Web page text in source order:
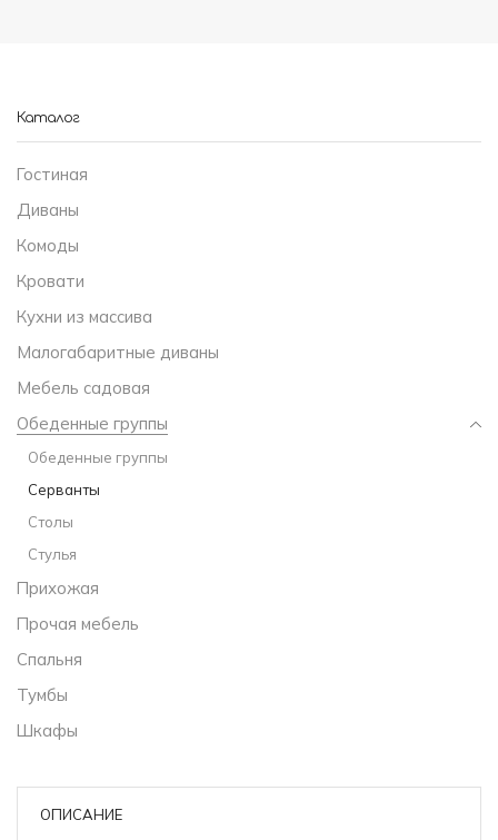
Каталог
Гостиная
Диваны
Комоды
Кровати
Кухни из массива
Малогабаритные диваны
Мебель садовая
Обеденные группы
Обеденные группы
Серванты
Столы
Стулья
Прихожая
Прочая мебель
Спальня
Тумбы
Шкафы
ОПИСАНИЕ